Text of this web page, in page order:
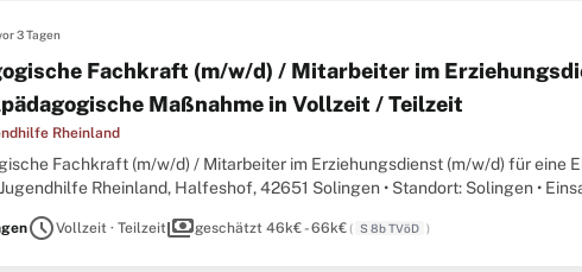
3 Tagen
Fachkraft (m/w/d) / Mitarbeiter im
Maßnahme in Vollzeit / Teilzeit
Rheinland
Fachkraft (m/w/d) / Mitarbeiter im Erziehungsdienst (m/w/d) für eine
Rheinland, Halfeshof, 42651 Solingen • Standort: Solingen •
scheduleVollzeit · Teilzeitpaymentsgeschätzt 46k€ - 66k€( S 8b TVöD )